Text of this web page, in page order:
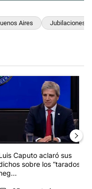
Aires Jubilaciones
apuntó contra
artículo de tendencia con
Caputo aclaró sus
sobre los “tarados” y